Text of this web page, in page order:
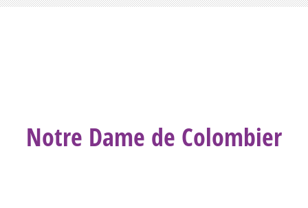
Notre Dame de Colombier